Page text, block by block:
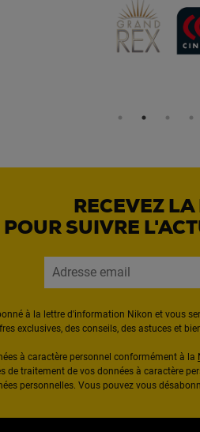
RECEVEZ
POUR SUIVRE
à la lettre d'information Nikon et vous
exclusives, des conseils, des astuces et
à caractère personnel conformément à la
de traitement de vos données à caractère
personnelles. Vous pouvez vous